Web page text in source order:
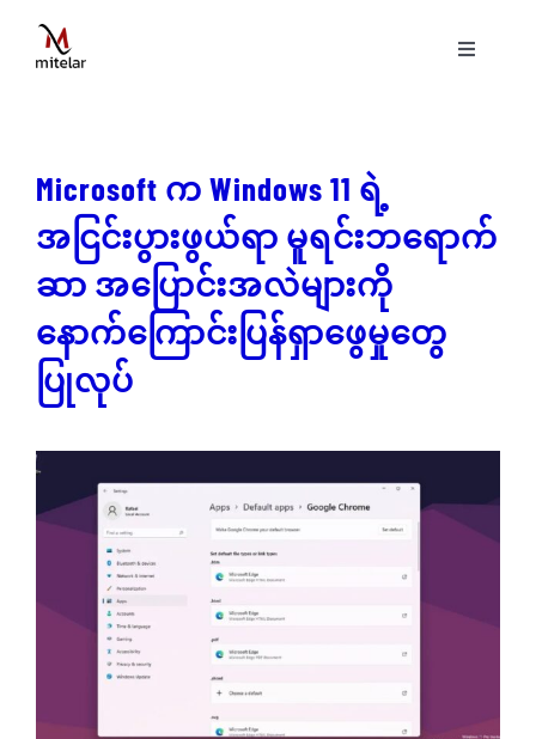
content
Toggle
နည်းပညာ
ဝန်ဆောင်မှုများ
ပရောဂျက်များ
ဆောင်းပါးများ
သုံးသပ်ချက်များ
ဆက်သွယ်ရန်
Microsoft က Windows 11 ရဲ့
အငြင်းပွားဖွယ်ရာ မူရင်းဘရောက်
ဆာ အပြောင်းအလဲများကို
နောက်ကြောင်းပြန်ရှာဖွေမှုတွေ
ပြုလုပ်